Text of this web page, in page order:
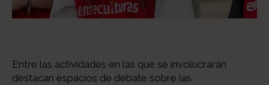
Entre las actividades en las que se involucrarán
destacan espacios de debate sobre las